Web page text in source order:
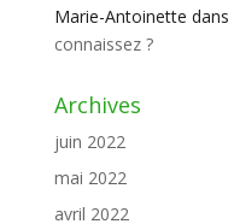
Marie-Antoinette dans
connaissez ?
Archives
juin 2022
mai 2022
avril 2022